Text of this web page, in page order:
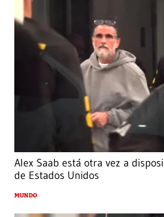
Alex Saab está otra vez a
de Estados Unidos
MUNDO